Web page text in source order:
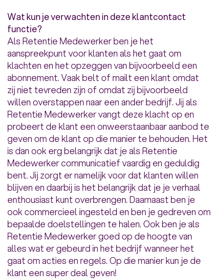
Wat kun je verwachten in deze klantcontact
functie?
Als Retentie Medewerker ben je het
aanspreekpunt voor klanten als het gaat om
klachten en het opzeggen van bijvoorbeeld een
abonnement. Vaak belt of mailt een klant omdat
zij niet tevreden zijn of omdat zij bijvoorbeeld
willen overstappen naar een ander bedrijf. Jij als
Retentie Medewerker vangt deze klacht op en
probeert de klant een onweerstaanbaar aanbod te
geven om de klant op die manier te behouden. Het
is dan ook erg belangrijk dat je als Retentie
Medewerker communicatief vaardig en geduldig
bent. Jij zorgt er namelijk voor dat klanten willen
blijven en daarbij is het belangrijk dat je je verhaal
enthousiast kunt overbrengen. Daarnaast ben je
ook commercieel ingesteld en ben je gedreven om
bepaalde doelstellingen te halen. Ook ben je als
Retentie Medewerker goed op de hoogte van
alles wat er gebeurd in het bedrijf wanneer het
gaat om acties en regels. Op die manier kun je de
klant een super deal geven!